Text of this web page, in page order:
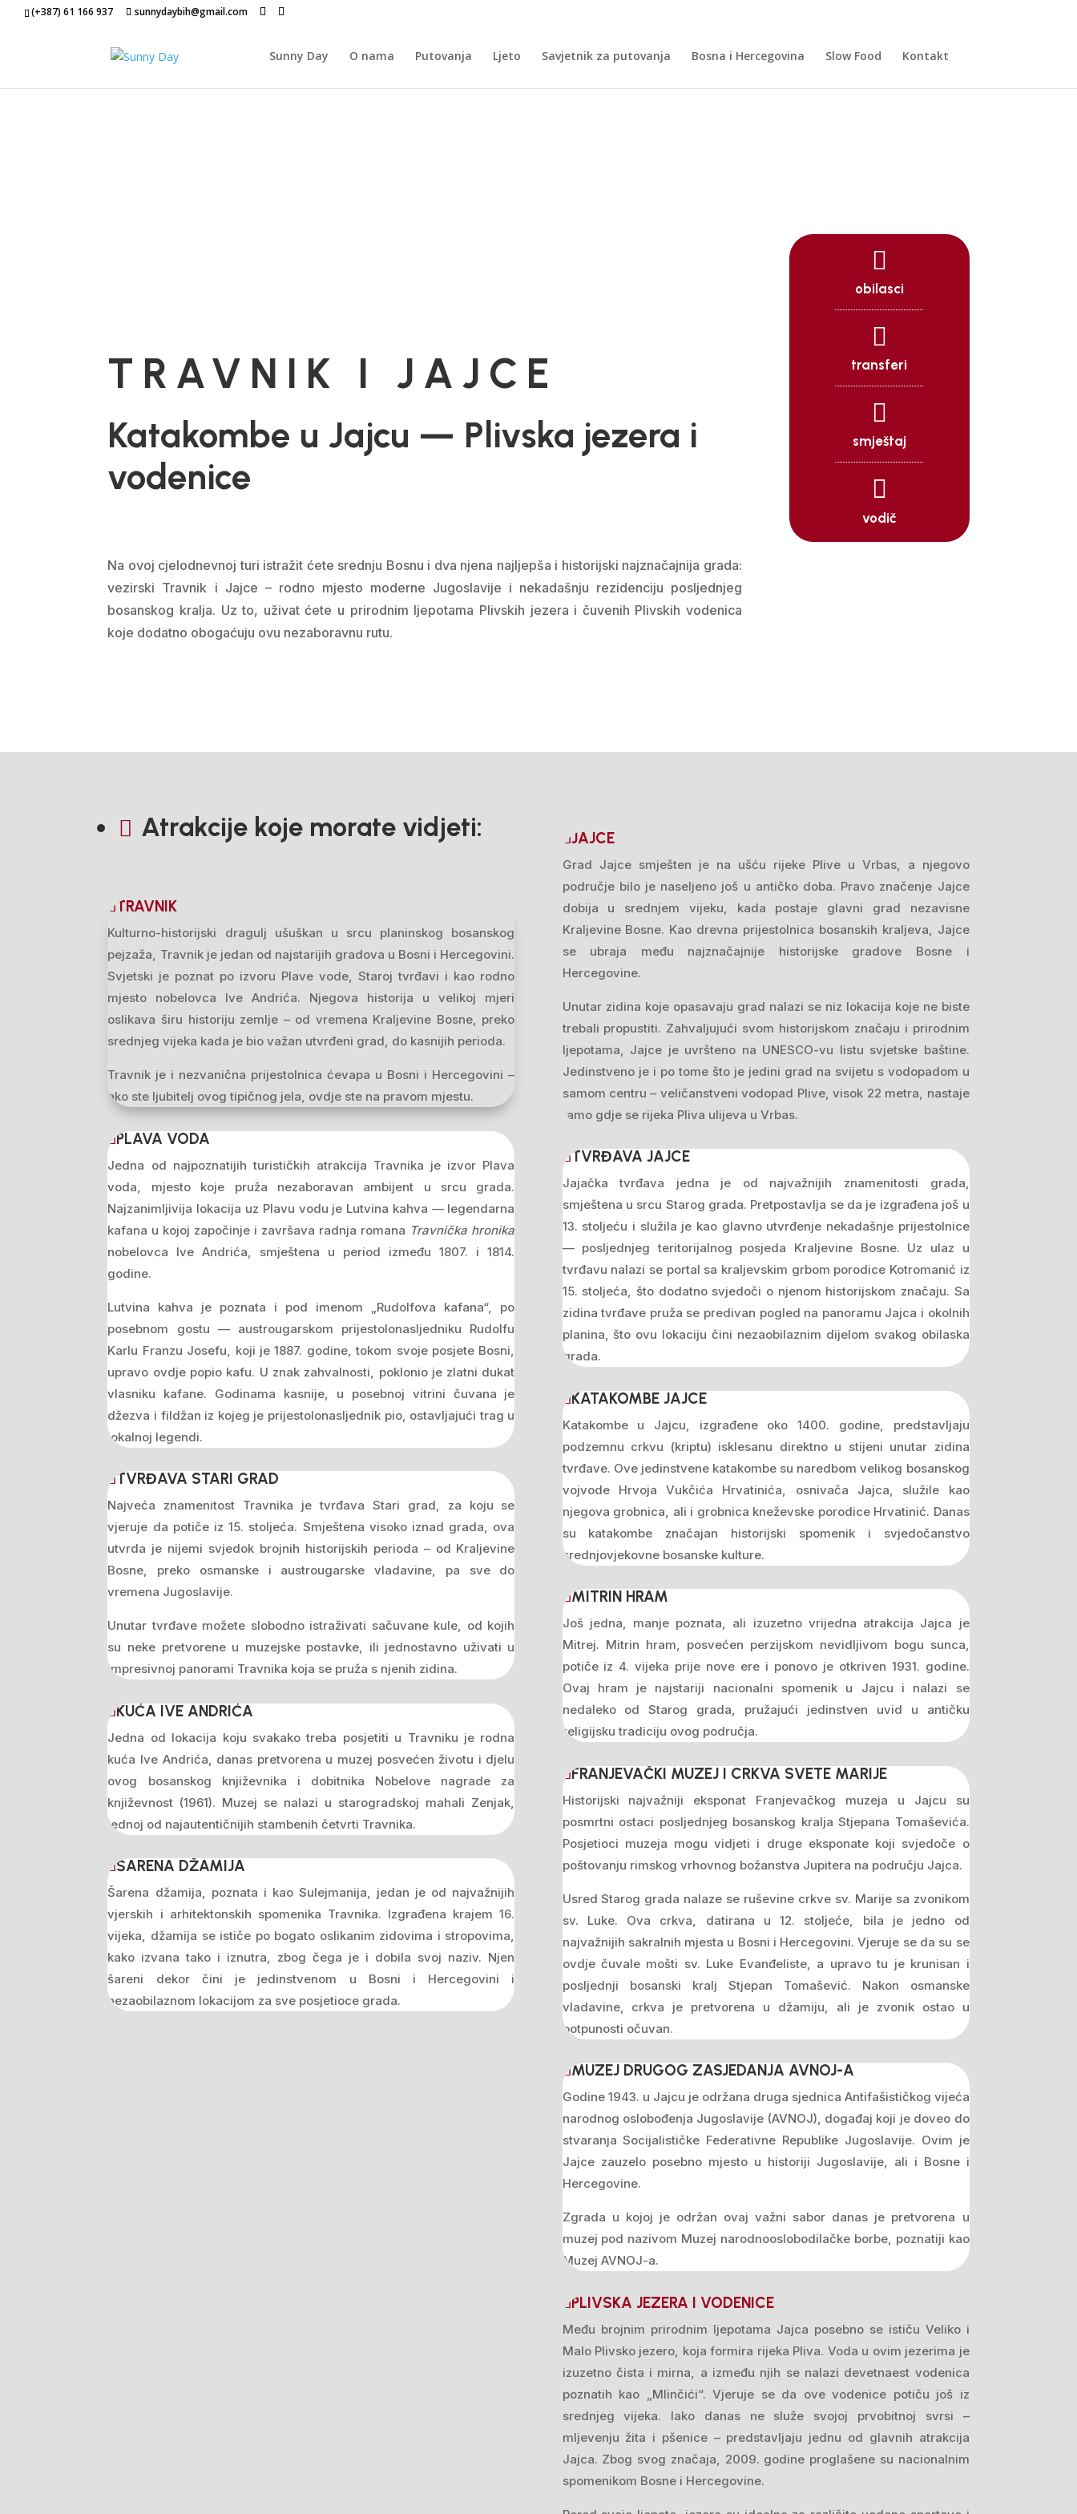
(+387) 61 166 937 sunnydaybih@gmail.com
Sunny Day O nama Putovanja Ljeto Savjetnik za putovanja Bosna i Hercegovina Slow Food Kontakt
TRAVNIK I JAJCE
Katakombe u Jajcu — Plivska jezera i
vodenice

obilasci

transferi

smještaj

vodič
Na ovoj cjelodnevnoj turi istražit ćete srednju Bosnu i dva njena najljepša i historijski najznačajnija grada:
vezirski Travnik i Jajce – rodno mjesto moderne Jugoslavije i nekadašnju rezidenciju posljednjeg
bosanskog kralja. Uz to, uživat ćete u prirodnim ljepotama Plivskih jezera i čuvenih Plivskih vodenica
koje dodatno obogaćuju ovu nezaboravnu rutu.
 Atrakcije koje morate vidjeti:
TRAVNIK
Kulturno-historijski dragulj ušuškan u srcu planinskog bosanskog
pejzaža, Travnik je jedan od najstarijih gradova u Bosni i Hercegovini.
Svjetski je poznat po izvoru Plave vode, Staroj tvrđavi i kao rodno
mjesto nobelovca Ive Andrića. Njegova historija u velikoj mjeri
oslikava širu historiju zemlje – od vremena Kraljevine Bosne, preko
srednjeg vijeka kada je bio važan utvrđeni grad, do kasnijih perioda.
Travnik je i nezvanična prijestolnica ćevapa u Bosni i Hercegovini –
ako ste ljubitelj ovog tipičnog jela, ovdje ste na pravom mjestu.
PLAVA VODA
Jedna od najpoznatijih turističkih atrakcija Travnika je izvor Plava
voda, mjesto koje pruža nezaboravan ambijent u srcu grada.
Najzanimljivija lokacija uz Plavu vodu je Lutvina kahva — legendarna
kafana u kojoj započinje i završava radnja romana Travnička hronika
nobelovca Ive Andrića, smještena u period između 1807. i 1814.
godine.
Lutvina kahva je poznata i pod imenom „Rudolfova kafana“, po
posebnom gostu — austrougarskom prijestolonasljedniku Rudolfu
Karlu Franzu Josefu, koji je 1887. godine, tokom svoje posjete Bosni,
upravo ovdje popio kafu. U znak zahvalnosti, poklonio je zlatni dukat
vlasniku kafane. Godinama kasnije, u posebnoj vitrini čuvana je
džezva i fildžan iz kojeg je prijestolonasljednik pio, ostavljajući trag u
lokalnoj legendi.
TVRĐAVA STARI GRAD
Najveća znamenitost Travnika je tvrđava Stari grad, za koju se
vjeruje da potiče iz 15. stoljeća. Smještena visoko iznad grada, ova
utvrda je nijemi svjedok brojnih historijskih perioda – od Kraljevine
Bosne, preko osmanske i austrougarske vladavine, pa sve do
vremena Jugoslavije.
Unutar tvrđave možete slobodno istraživati sačuvane kule, od kojih
su neke pretvorene u muzejske postavke, ili jednostavno uživati u
impresivnoj panorami Travnika koja se pruža s njenih zidina.
KUĆA IVE ANDRIĆA
Jedna od lokacija koju svakako treba posjetiti u Travniku je rodna
kuća Ive Andrića, danas pretvorena u muzej posvećen životu i djelu
ovog bosanskog književnika i dobitnika Nobelove nagrade za
književnost (1961). Muzej se nalazi u starogradskoj mahali Zenjak,
jednoj od najautentičnijih stambenih četvrti Travnika.
ŠARENA DŽAMIJA
Šarena džamija, poznata i kao Sulejmanija, jedan je od najvažnijih
vjerskih i arhitektonskih spomenika Travnika. Izgrađena krajem 16.
vijeka, džamija se ističe po bogato oslikanim zidovima i stropovima,
kako izvana tako i iznutra, zbog čega je i dobila svoj naziv. Njen
šareni dekor čini je jedinstvenom u Bosni i Hercegovini i
nezaobilaznom lokacijom za sve posjetioce grada.
JAJCE
Grad Jajce smješten je na ušću rijeke Plive u Vrbas, a njegovo
područje bilo je naseljeno još u antičko doba. Pravo značenje Jajce
dobija u srednjem vijeku, kada postaje glavni grad nezavisne
Kraljevine Bosne. Kao drevna prijestolnica bosanskih kraljeva, Jajce
se ubraja među najznačajnije historijske gradove Bosne i
Hercegovine.
Unutar zidina koje opasavaju grad nalazi se niz lokacija koje ne biste
trebali propustiti. Zahvaljujući svom historijskom značaju i prirodnim
ljepotama, Jajce je uvršteno na UNESCO-vu listu svjetske baštine.
Jedinstveno je i po tome što je jedini grad na svijetu s vodopadom u
samom centru – veličanstveni vodopad Plive, visok 22 metra, nastaje
tamo gdje se rijeka Pliva ulijeva u Vrbas.
TVRĐAVA JAJCE
Jajačka tvrđava jedna je od najvažnijih znamenitosti grada,
smještena u srcu Starog grada. Pretpostavlja se da je izgrađena još u
13. stoljeću i služila je kao glavno utvrđenje nekadašnje prijestolnice
— posljednjeg teritorijalnog posjeda Kraljevine Bosne. Uz ulaz u
tvrđavu nalazi se portal sa kraljevskim grbom porodice Kotromanić iz
15. stoljeća, što dodatno svjedoči o njenom historijskom značaju. Sa
zidina tvrđave pruža se predivan pogled na panoramu Jajca i okolnih
planina, što ovu lokaciju čini nezaobilaznim dijelom svakog obilaska
grada.
KATAKOMBE JAJCE
Katakombe u Jajcu, izgrađene oko 1400. godine, predstavljaju
podzemnu crkvu (kriptu) isklesanu direktno u stijeni unutar zidina
tvrđave. Ove jedinstvene katakombe su naredbom velikog bosanskog
vojvode Hrvoja Vukčića Hrvatinića, osnivača Jajca, služile kao
njegova grobnica, ali i grobnica kneževske porodice Hrvatinić. Danas
su katakombe značajan historijski spomenik i svjedočanstvo
srednjovjekovne bosanske kulture.
MITRIN HRAM
Još jedna, manje poznata, ali izuzetno vrijedna atrakcija Jajca je
Mitrej. Mitrin hram, posvećen perzijskom nevidljivom bogu sunca,
potiče iz 4. vijeka prije nove ere i ponovo je otkriven 1931. godine.
Ovaj hram je najstariji nacionalni spomenik u Jajcu i nalazi se
nedaleko od Starog grada, pružajući jedinstven uvid u antičku
religijsku tradiciju ovog područja.
FRANJEVAČKI MUZEJ I CRKVA SVETE MARIJE
Historijski najvažniji eksponat Franjevačkog muzeja u Jajcu su
posmrtni ostaci posljednjeg bosanskog kralja Stjepana Tomaševića.
Posjetioci muzeja mogu vidjeti i druge eksponate koji svjedoče o
poštovanju rimskog vrhovnog božanstva Jupitera na području Jajca.
Usred Starog grada nalaze se ruševine crkve sv. Marije sa zvonikom
sv. Luke. Ova crkva, datirana u 12. stoljeće, bila je jedno od
najvažnijih sakralnih mjesta u Bosni i Hercegovini. Vjeruje se da su se
ovdje čuvale mošti sv. Luke Evanđeliste, a upravo tu je krunisan i
posljednji bosanski kralj Stjepan Tomašević. Nakon osmanske
vladavine, crkva je pretvorena u džamiju, ali je zvonik ostao u
potpunosti očuvan.
MUZEJ DRUGOG ZASJEDANJA AVNOJ-A
Godine 1943. u Jajcu je održana druga sjednica Antifašističkog vijeća
narodnog oslobođenja Jugoslavije (AVNOJ), događaj koji je doveo do
stvaranja Socijalističke Federativne Republike Jugoslavije. Ovim je
Jajce zauzelo posebno mjesto u historiji Jugoslavije, ali i Bosne i
Hercegovine.
Zgrada u kojoj je održan ovaj važni sabor danas je pretvorena u
muzej pod nazivom Muzej narodnooslobodilačke borbe, poznatiji kao
Muzej AVNOJ-a.
PLIVSKA JEZERA I VODENICE
Među brojnim prirodnim ljepotama Jajca posebno se ističu Veliko i
Malo Plivsko jezero, koja formira rijeka Pliva. Voda u ovim jezerima je
izuzetno čista i mirna, a između njih se nalazi devetnaest vodenica
poznatih kao „Mlinčići“. Vjeruje se da ove vodenice potiču još iz
srednjeg vijeka. Iako danas ne služe svojoj prvobitnoj svrsi –
mljevenju žita i pšenice – predstavljaju jednu od glavnih atrakcija
Jajca. Zbog svog značaja, 2009. godine proglašene su nacionalnim
spomenikom Bosne i Hercegovine.